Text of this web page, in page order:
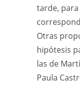
tarde,
Otras
hipótesis
las de
Paula